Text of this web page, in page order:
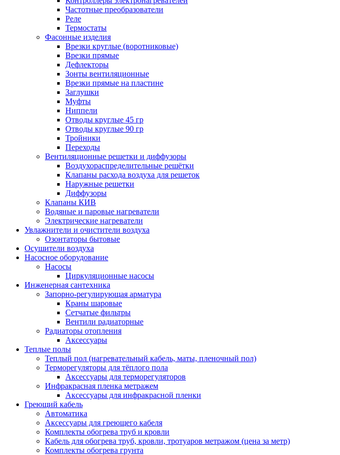
Частотные преобразователи
Реле
Термостаты
Фасонные изделия
Врезки круглые (воротниковые)
Врезки прямые
Дефлекторы
Зонты вентиляционные
Врезки прямые на пластине
Заглушки
Муфты
Ниппели
Отводы круглые 45 гр
Отводы круглые 90 гр
Тройники
Переходы
Вентиляционные решетки и диффузоры
Воздухораспределительные решётки
Клапаны расхода воздуха для решеток
Наружные решетки
Диффузоры
Клапаны КИВ
Водяные и паровые нагреватели
Электрические нагреватели
Увлажнители и очистители воздуха
Озонтаторы бытовые
Осушители воздуха
Насосное оборудование
Насосы
Циркуляционные насосы
Инженерная сантехника
Запорно-регулирующая арматура
Краны шаровые
Сетчатые фильтры
Вентили радиаторные
Радиаторы отопления
Аксессуары
Теплые полы
Теплый пол (нагревательный кабель, маты, пленочный пол)
Терморегуляторы для тёплого пола
Аксессуары для терморегуляторов
Инфракрасная пленка метражем
Аксессуары для инфракрасной пленки
Греющий кабель
Автоматика
Аксессуары для греющего кабеля
Комплекты обогрева труб и кровли
Кабель для обогрева труб, кровли, тротуаров метражом (цена за метр)
Комплекты обогрева грунта